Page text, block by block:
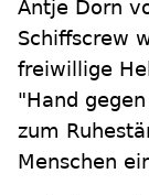
Antje Dorn
Schiffscrew
freiwillige
"Hand
zum
Menschen